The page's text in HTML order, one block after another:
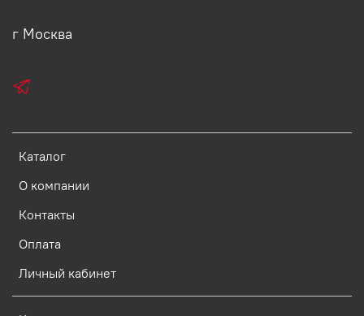
Каталог
О компании
Контакты
Оплата
Личный кабинет
г Москва